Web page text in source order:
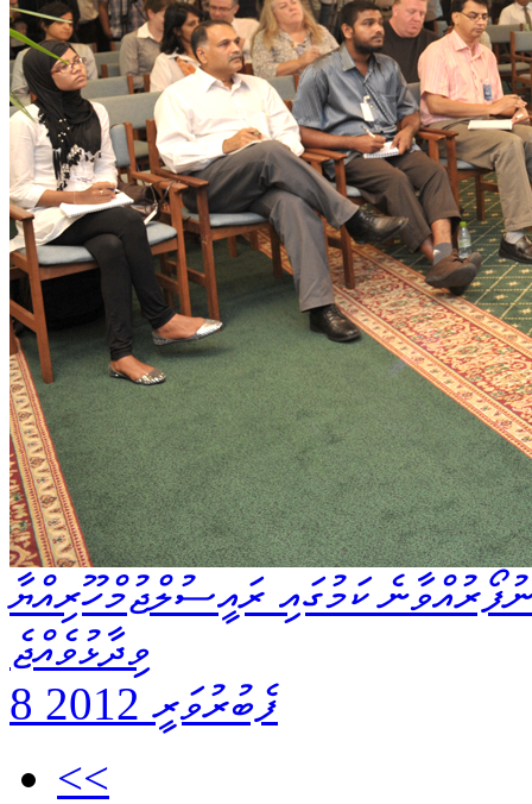
ކަމުގައި ރައީސުލްޖުމްހޫރިއްޔާ
ވިދާޅުވެއްޖެ
8 ފެބުރުވަރީ 2012
<<